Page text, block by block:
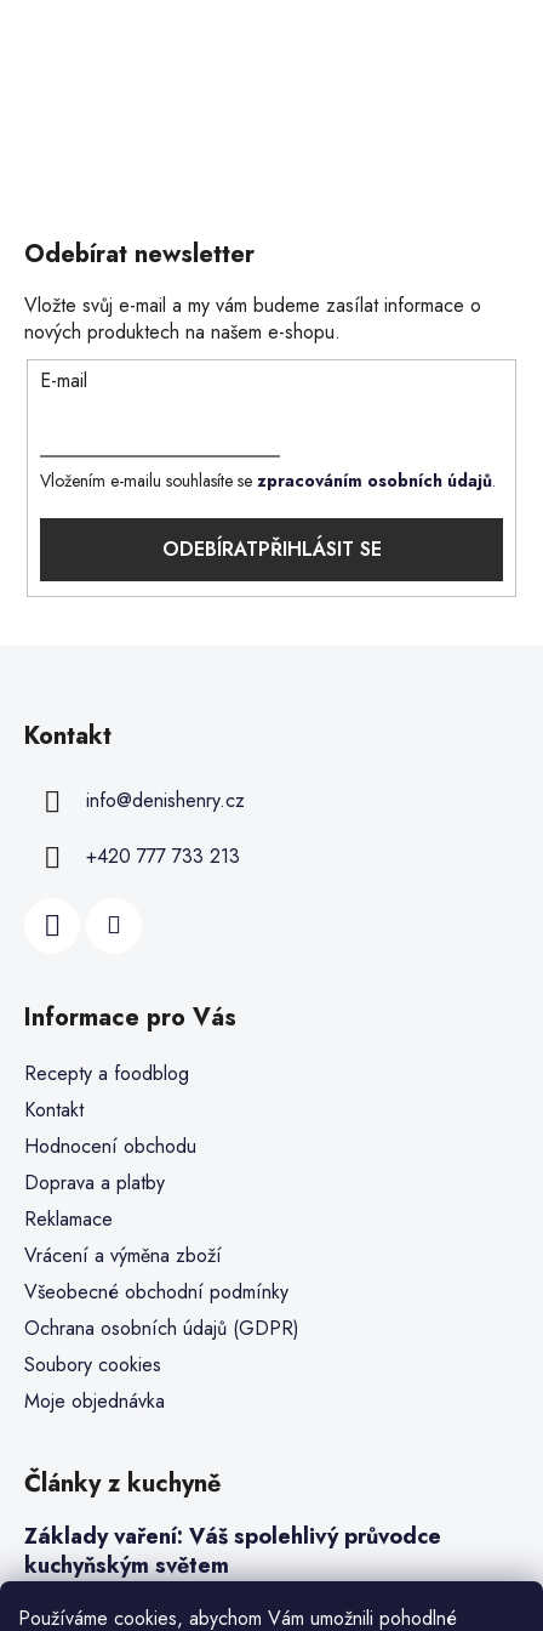
Používáme cookies, abychom Vám umožnili pohodlné
Odebírat newsletter
Vložte svůj e-mail a my vám budeme zasílat informace o
nových produktech na našem e-shopu.
E-mail
Vložením e-mailu souhlasíte se zpracováním osobních údajů.
PŘIHLÁSIT SE
Kontakt
info@denishenry.cz
+420 777 733 213
Informace pro Vás
Recepty a foodblog
Kontakt
Hodnocení obchodu
Doprava a platby
Reklamace
Vrácení a výměna zboží
Všeobecné obchodní podmínky
Ochrana osobních údajů (GDPR)
Soubory cookies
Moje objednávka
Články z kuchyně
Základy vaření: Váš spolehlivý průvodce
kuchyňským světem
Steaky a sous-vide vaření